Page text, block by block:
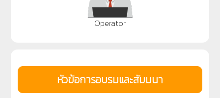
Operator
หัวข้อการอบรมและสัมมนา